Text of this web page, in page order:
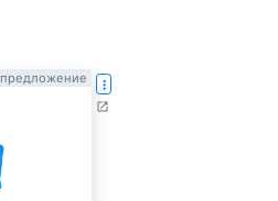
предложение more_vert
open_in_new